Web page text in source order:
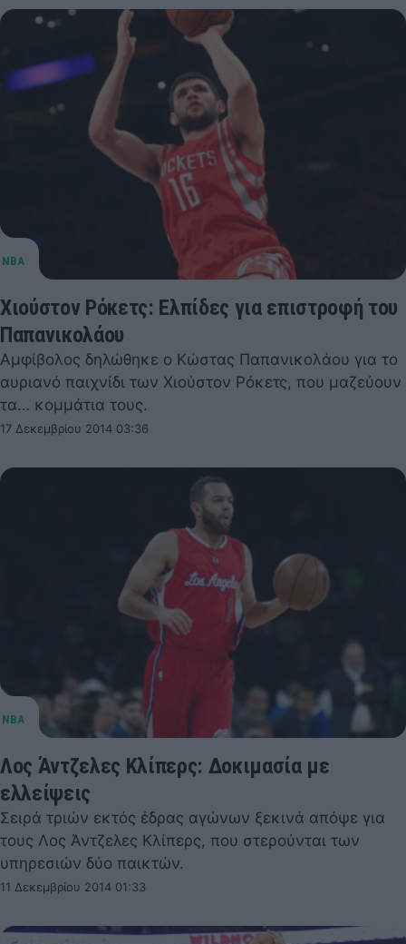
Χιούστον Ρόκετς: Ελπίδες για επιστροφή του
Παπανικολάου
Αμφίβολος δηλώθηκε ο Κώστας Παπανικολάου για το
αυριανό παιχνίδι των Χιούστον Ρόκετς, που μαζεύουν
τα… κομμάτια τους.
17 Δεκεμβρίου 2014 03:36
Λος Άντζελες Κλίπερς: Δοκιμασία με
ελλείψεις
Σειρά τριών εκτός έδρας αγώνων ξεκινά απόψε για
τους Λος Άντζελες Κλίπερς, που στερούνται των
υπηρεσιών δύο παικτών.
11 Δεκεμβρίου 2014 01:33